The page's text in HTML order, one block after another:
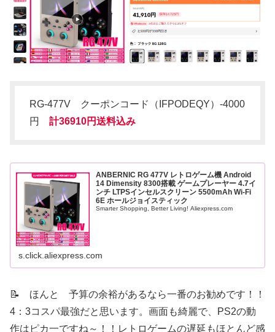
RG-477V クーポンコード（IFPODEQY）-4000
円 計36910円送料込み
ANBERNIC RG 477V レトロゲーム機 Android
14 Dimensity 8300搭載 ゲームプレーヤー 4.7イ
ンチ LTPSインセルスクリーン 5500mAh Wi-Fi
6E ホールジョイスティック
Smarter Shopping, Better Living! Aliexpress.com
s.click.aliexpress.com
📝 ほんと 予算の余裕があるなら一番のお勧めです！！
4：3コスパ最強だと思います。画面も綺麗で、PS2の動
作はピカ一ですね～！！レトロゲームの遅延もほとんど感